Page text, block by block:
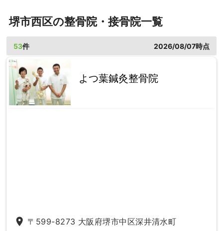
堺市西区の整骨院・接骨院一覧
53件 2026/08/07時点
よつ葉鍼灸整骨院
place 〒599-8273 大阪府堺市中区深井清水町